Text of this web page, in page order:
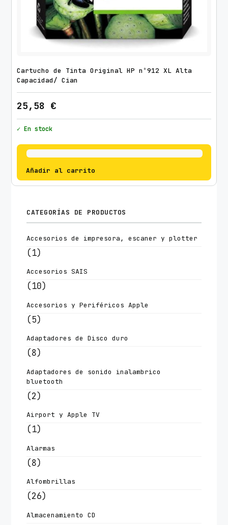
Cartucho de Tinta Original HP nº912 XL Alta
Capacidad/ Cian
25,58 €
✓ En stock
Añadir al carrito
CATEGORÍAS DE PRODUCTOS
Accesorios de impresora, escaner y plotter
(1)
Accesorios SAIS
(10)
Accesorios y Periféricos Apple
(5)
Adaptadores de Disco duro
(8)
Adaptadores de sonido inalambrico
bluetooth
(2)
Airport y Apple TV
(1)
Alarmas
(8)
Alfombrillas
(26)
Almacenamiento CD